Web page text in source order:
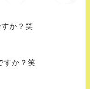
か？笑
すか？笑